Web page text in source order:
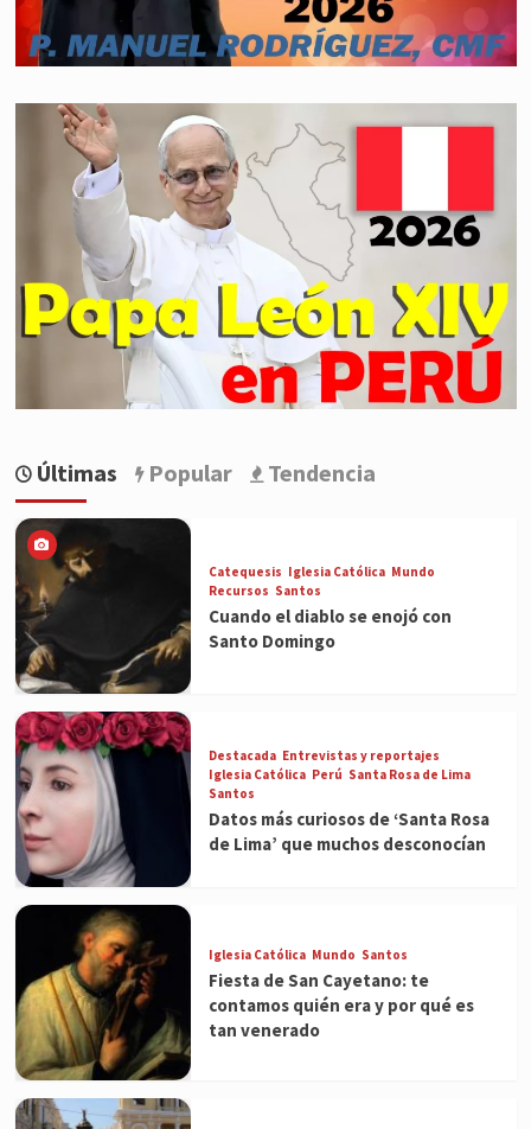
Últimas Popular Tendencia
Catequesis Iglesia Católica Mundo
Recursos Santos
Cuando el diablo se enojó con
Santo Domingo
Destacada Entrevistas y reportajes
Iglesia Católica Perú Santa Rosa de Lima
Santos
Datos más curiosos de ‘Santa Rosa
de Lima’ que muchos desconocían
Iglesia Católica Mundo Santos
Fiesta de San Cayetano: te
contamos quién era y por qué es
tan venerado